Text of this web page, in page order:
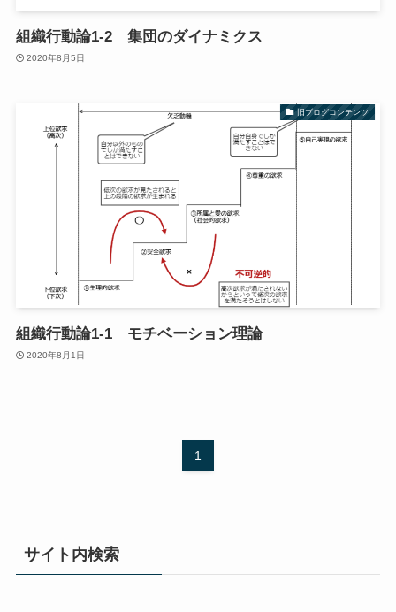
組織行動論1-2 集団のダイナミクス
2020年8月5日
旧ブログコンテンツ
組織行動論1-1 モチベーション理論
2020年8月1日
1
サイト内検索